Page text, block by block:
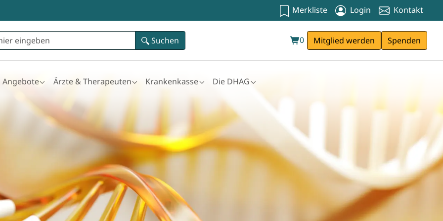
Merkliste Login Kontakt
Suchen 0 Mitglied werden Spenden
for "Ataxie"
Angebote
Submenu for "Angebote"
Ärzte & Therapeuten
Submenu for "Ärzte & Therapeuten"
Krankenkasse
Submenu for "Krankenkasse"
Die DHAG
Submenu for "Die DHAG"